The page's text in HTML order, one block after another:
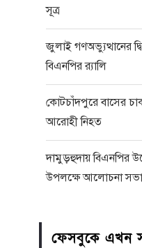
সূত্র
জুলাই গণঅভ্যুত্থানের
বিএনপির র‍্যালি
কোটচাঁদপুরে বাসের
আরোহী নিহত
দামুড়হুদায় বিএনপির
উপলক্ষে আলোচনা সভা
ফেসবুকে এখন